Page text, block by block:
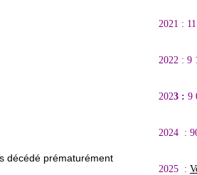
décédé prématurément
2021 :
2022 : 9
2023 : 9
2024 :
2025 :